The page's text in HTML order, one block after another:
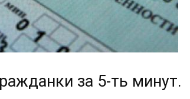
за 5-ть минут.